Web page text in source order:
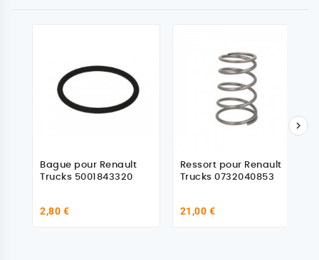
Bague pour Renault
Trucks 5001843320
2,80 €
Ressort pour Renault
Trucks 0732040853
21,00 €
